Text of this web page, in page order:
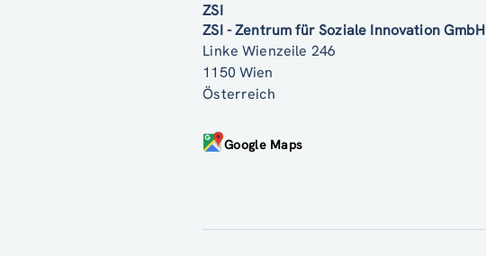
ZSI
ZSI - Zentrum für Soziale Innovation GmbH
Linke Wienzeile 246
1150 Wien
Österreich
Google Maps